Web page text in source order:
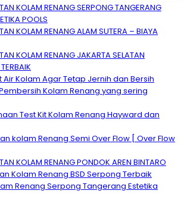
KOLAM RENANG SERPONG TANGERANG
POOLS
KOLAM RENANG ALAM SUTERA – BIAYA
KOLAM RENANG JAKARTA SELATAN
Kolam Agar Tetap Jernih dan Bersih
Kolam Renang yang sering
Test Kit Kolam Renang Hayward dan
kolam Renang Semi Over Flow [ Over Flow
KOLAM RENANG PONDOK AREN BINTARO
Kolam Renang BSD Serpong Terbaik
Renang Serpong Tangerang Estetika